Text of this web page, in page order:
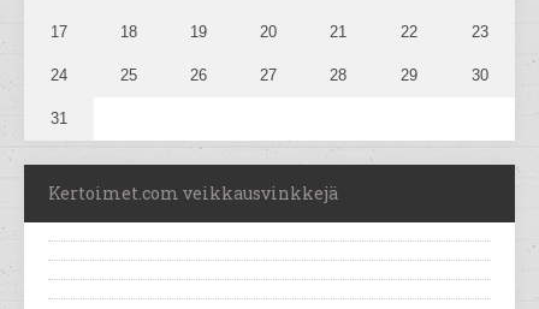
17 18 19 20 21 22 23
24 25 26 27 28 29 30
31
Kertoimet.com veikkausvinkkejä